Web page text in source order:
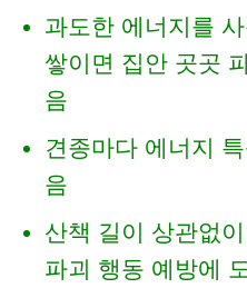
과도한 에너지를
쌓이면 집안 곳곳
음
견종마다 에너지
음
산책 길이 상관없
파괴 행동 예방에